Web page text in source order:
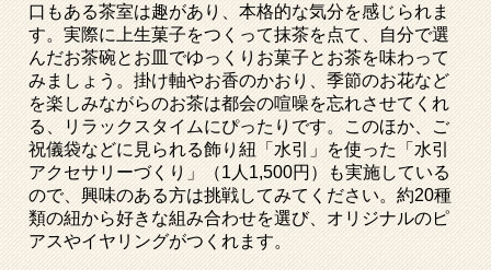
口もある茶室は趣があり、本格的な気分を感じられま
す。実際に上生菓子をつくって抹茶を点て、自分で選
んだお茶碗とお皿でゆっくりお菓子とお茶を味わって
みましょう。掛け軸やお香のかおり、季節のお花など
を楽しみながらのお茶は都会の喧噪を忘れさせてくれ
る、リラックスタイムにぴったりです。このほか、ご
祝儀袋などに見られる飾り紐「水引」を使った「水引
アクセサリーづくり」（1 人 1,500円）も実施している
ので、興味のある方は挑戦してみてください。約20種
類の紐から好きな組み合わせを選び、オリジナルのピ
アスやイヤリングがつくれます。